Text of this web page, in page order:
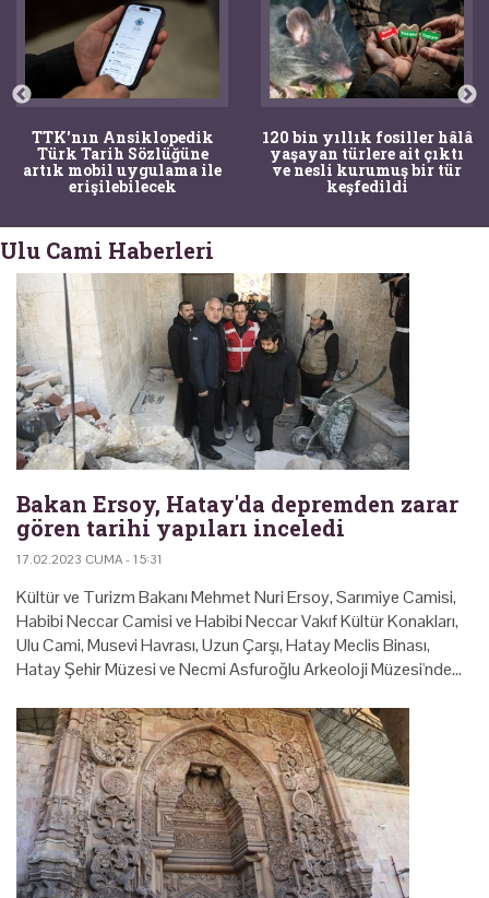
120 bin yıllık fosiller hâlâ
yaşayan türlere ait çıktı
ve nesli kurumuş bir tür
keşfedildi
Bir torba kemik adli
tıpçıları şaşkına çevirdi,
kemiklerin sırrını
arkeologlar çözdü
Ulu Cami Haberleri
Bakan Ersoy, Hatay'da depremden zarar
gören tarihi yapıları inceledi
17.02.2023 CUMA - 15:31
Kültür ve Turizm Bakanı Mehmet Nuri Ersoy, Sarımiye Camisi,
Habibi Neccar Camisi ve Habibi Neccar Vakıf Kültür Konakları,
Ulu Cami, Musevi Havrası, Uzun Çarşı, Hatay Meclis Binası,
Hatay Şehir Müzesi ve Necmi Asfuroğlu Arkeoloji Müzesi'nde…